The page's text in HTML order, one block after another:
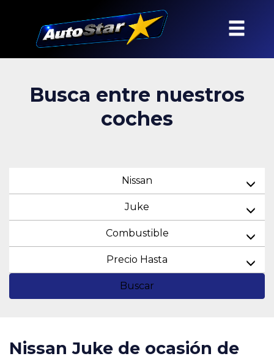
Busca entre nuestros
coches
Nissan
Juke
Combustible
Precio Hasta
Buscar
Nissan Juke de ocasión de